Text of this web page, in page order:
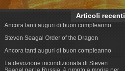
Articoli recenti
Ancora tanti auguri di buon compleanno
Steven Seagal Order of the Dragon
Ancora tanti auguri di buon compleanno
La devozione incondizionata di Steven